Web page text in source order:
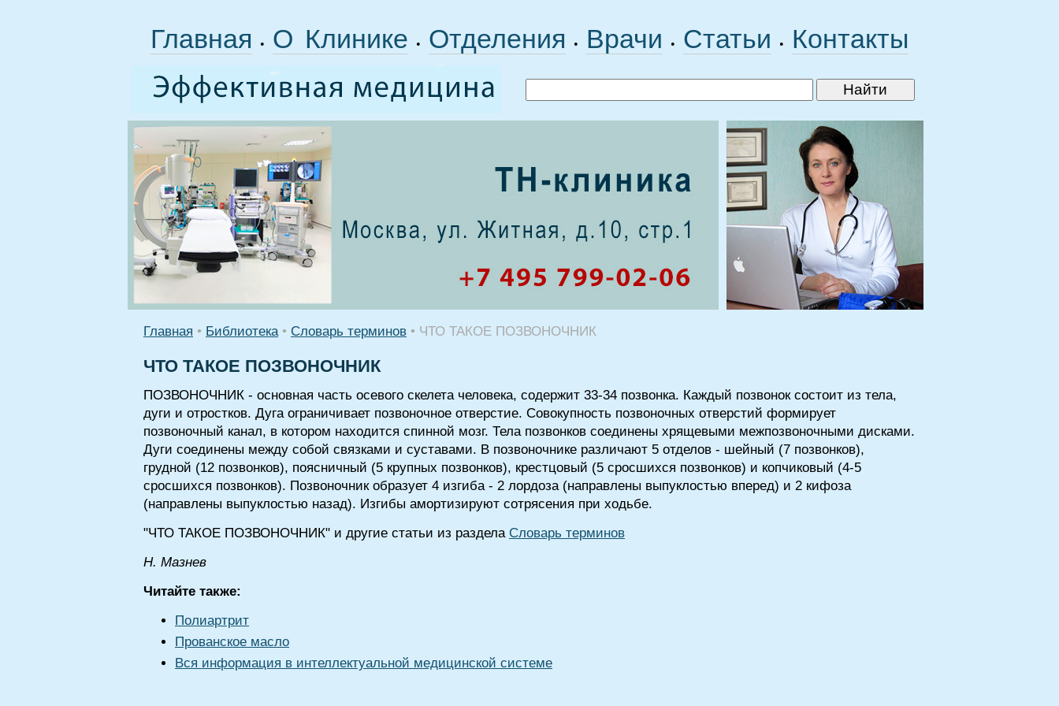
Главная • О Клинике • Отделения • Врачи • Статьи • Контакты
Главная • Библиотека • Словарь терминов • ЧТО ТАКОЕ ПОЗВОНОЧНИК
ЧТО ТАКОЕ ПОЗВОНОЧНИК
ПОЗВОНОЧНИК - основная часть осевого скелета человека, содержит 33-34 позвонка. Каждый позвонок состоит из тела,
дуги и отростков. Дуга ограничивает позвоночное отверстие. Совокупность позвоночных отверстий формирует
позвоночный канал, в котором находится спинной мозг. Тела позвонков соединены хрящевыми межпозвоночными дисками.
Дуги соединены между собой связками и суставами. В позвоночнике различают 5 отделов - шейный (7 позвонков),
грудной (12 позвонков), поясничный (5 крупных позвонков), крестцовый (5 сросшихся позвонков) и копчиковый (4-5
сросшихся позвонков). Позвоночник образует 4 изгиба - 2 лордоза (направлены выпуклостью вперед) и 2 кифоза
(направлены выпуклостью назад). Изгибы амортизируют сотрясения при ходьбе.
"ЧТО ТАКОЕ ПОЗВОНОЧНИК" и другие статьи из раздела Словарь терминов
Н. Мазнев
Читайте также:
Полиартрит
Прованское масло
Вся информация в интеллектуальной медицинской системе